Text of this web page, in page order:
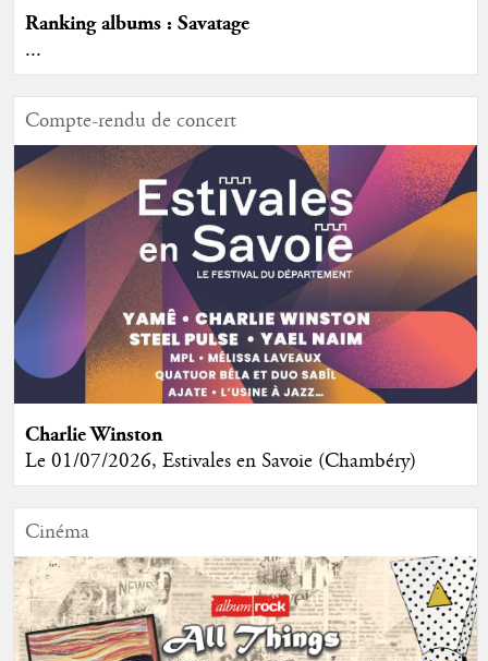
Ranking albums : Savatage
...
Compte-rendu de concert
Charlie Winston
Le 01/07/2026, Estivales en Savoie (Chambéry)
Cinéma